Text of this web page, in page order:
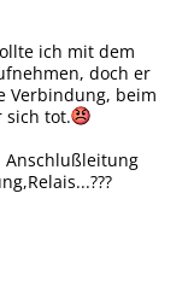
ich mit dem
doch er
Verbindung, beim
sich tot.
Anschlußleitung